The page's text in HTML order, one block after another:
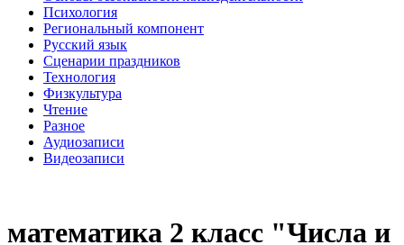
Психология
Региональный компонент
Русский язык
Сценарии праздников
Технология
Физкультура
Чтение
Разное
Аудиозаписи
Видеозаписи
математика 2 класс "Числа и